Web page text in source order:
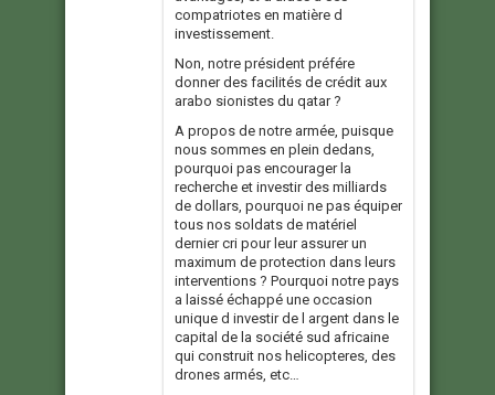
compatriotes en matière d
investissement.
Non, notre président préfére
donner des facilités de crédit aux
arabo sionistes du qatar ?
A propos de notre armée, puisque
nous sommes en plein dedans,
pourquoi pas encourager la
recherche et investir des milliards
de dollars, pourquoi ne pas équiper
tous nos soldats de matériel
dernier cri pour leur assurer un
maximum de protection dans leurs
interventions ? Pourquoi notre pays
a laissé échappé une occasion
unique d investir de l argent dans le
capital de la société sud africaine
qui construit nos helicopteres, des
drones armés, etc…